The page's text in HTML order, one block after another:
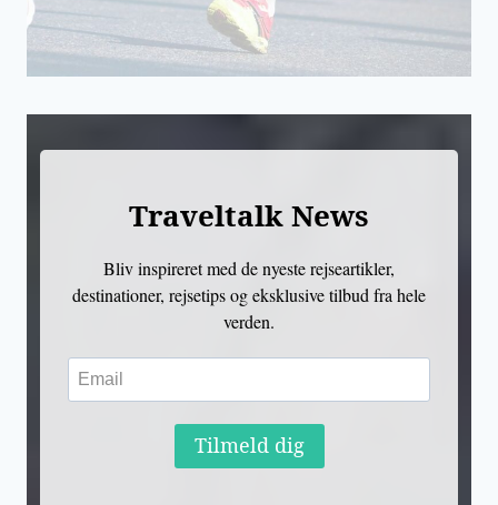
Traveltalk News
Bliv inspireret med de nyeste rejseartikler,
destinationer, rejsetips og eksklusive tilbud fra hele
verden.
Tilmeld dig